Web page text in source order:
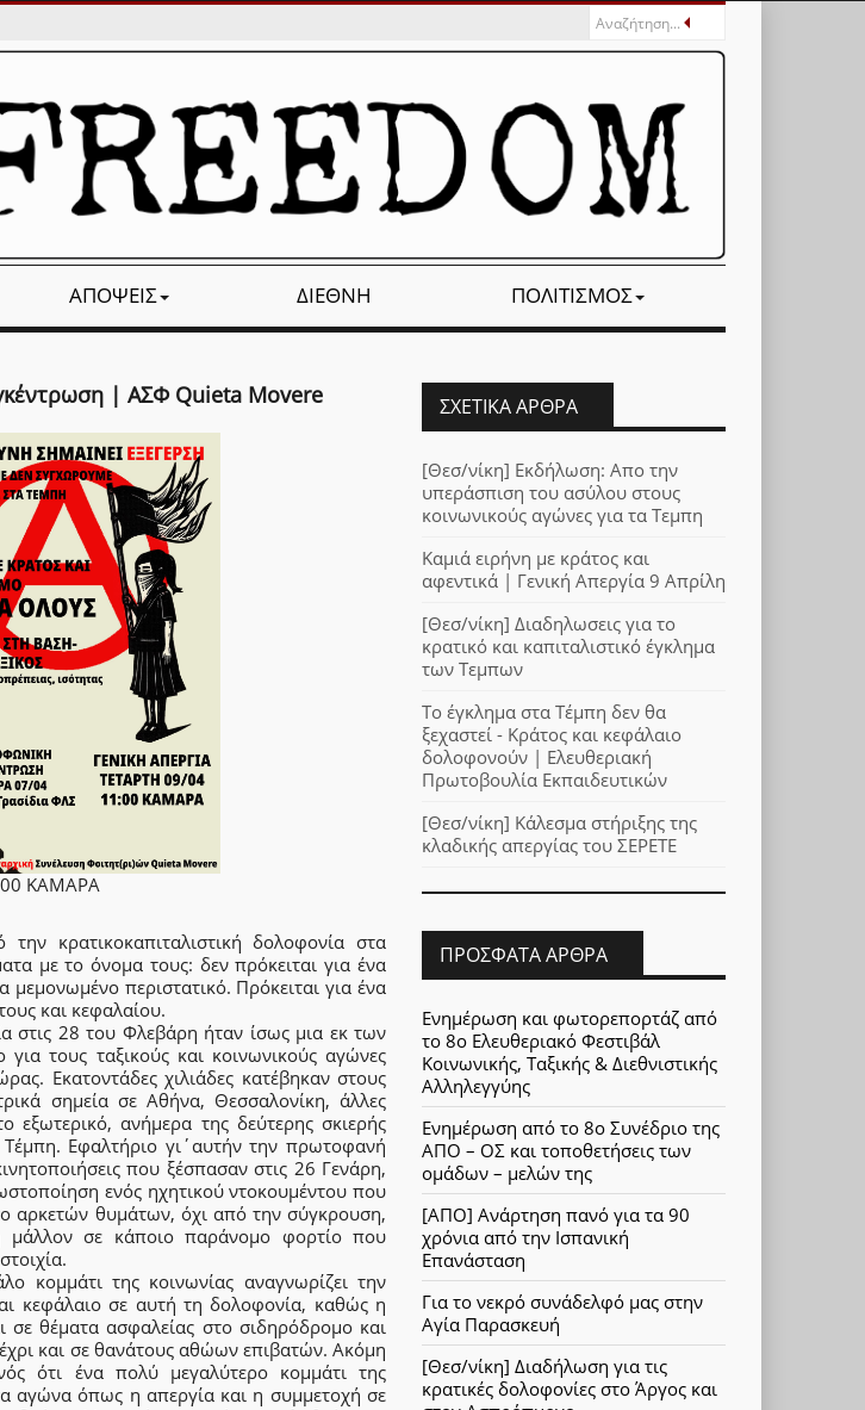
ΑΠΌΨΕΙΣ ΔΙΕΘΝΉ ΠΟΛΙΤΙΣΜΌΣ
| ΑΣΦ Quieta Movere
ΚΑΜΑΡΑ
κρατικοκαπιταλιστική δολοφονία στα
με το όνομα τους: δεν πρόκειται για ένα
μεμονωμένο περιστατικό. Πρόκειται για ένα
και κεφαλαίου.
στις 28 του Φλεβάρη ήταν ίσως μια εκ των
τους ταξικούς και κοινωνικούς αγώνες
Εκατοντάδες χιλιάδες κατέβηκαν στους
σημεία σε Αθήνα, Θεσσαλονίκη, άλλες
εξωτερικό, ανήμερα της δεύτερης σκιερής
Εφαλτήριο γι΄αυτήν την πρωτοφανή
που ξέσπασαν στις 26 Γενάρη,
ενός ηχητικού ντοκουμέντου που
αρκετών θυμάτων, όχι από την σύγκρουση,
μάλλον σε κάποιο παράνομο φορτίο που
κομμάτι της κοινωνίας αναγνωρίζει την
κεφάλαιο σε αυτή τη δολοφονία, καθώς η
σε θέματα ασφαλείας στο σιδηρόδρομο και
και σε θανάτους αθώων επιβατών. Ακόμη
ότι ένα πολύ μεγαλύτερο κομμάτι της
αγώνα όπως η απεργία και η συμμετοχή σε
ΣΧΕΤΙΚΆ ΆΡΘΡΑ
[Θεσ/νίκη] Εκδήλωση: Απο την
υπεράσπιση του ασύλου στους
κοινωνικούς αγώνες για τα Τεμπη
Καμιά ειρήνη με κράτος και
αφεντικά | Γενική Απεργία 9 Απρίλη
[Θεσ/νίκη] Διαδηλωσεις για το
κρατικό και καπιταλιστικό έγκλημα
των Τεμπων
Το έγκλημα στα Τέμπη δεν θα
ξεχαστεί - Κράτος και κεφάλαιο
δολοφονούν | Ελευθεριακή
Πρωτοβουλία Εκπαιδευτικών
[Θεσ/νίκη] Κάλεσμα στήριξης της
κλαδικής απεργίας του ΣΕΡΕΤΕ
ΠΡΌΣΦΑΤΑ ΆΡΘΡΑ
Ενημέρωση και φωτορεπορτάζ από
το 8ο Ελευθεριακό Φεστιβάλ
Κοινωνικής, Ταξικής & Διεθνιστικής
Αλληλεγγύης
Ενημέρωση από το 8ο Συνέδριο της
ΑΠΟ – ΟΣ και τοποθετήσεις των
ομάδων – μελών της
[ΑΠΟ] Ανάρτηση πανό για τα 90
χρόνια από την Ισπανική
Επανάσταση
Για το νεκρό συνάδελφό μας στην
Αγία Παρασκευή
[Θεσ/νίκη] Διαδήλωση για τις
κρατικές δολοφονίες στο Άργος και